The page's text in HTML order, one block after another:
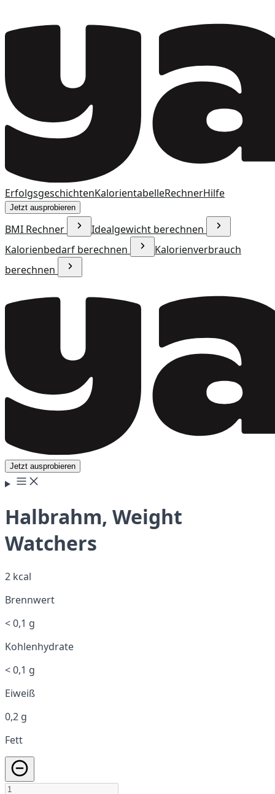
ErfolgsgeschichtenKalorientabelleRechnerHilfe
Jetzt ausprobieren
BMI Rechner
Idealgewicht berechnen
Kalorienbedarf berechnen
Kalorienverbrauch
berechnen
Jetzt ausprobieren
Halbrahm, Weight
Watchers
2 kcal
Brennwert
< 0,1 g
Kohlenhydrate
< 0,1 g
Eiweiß
0,2 g
Fett